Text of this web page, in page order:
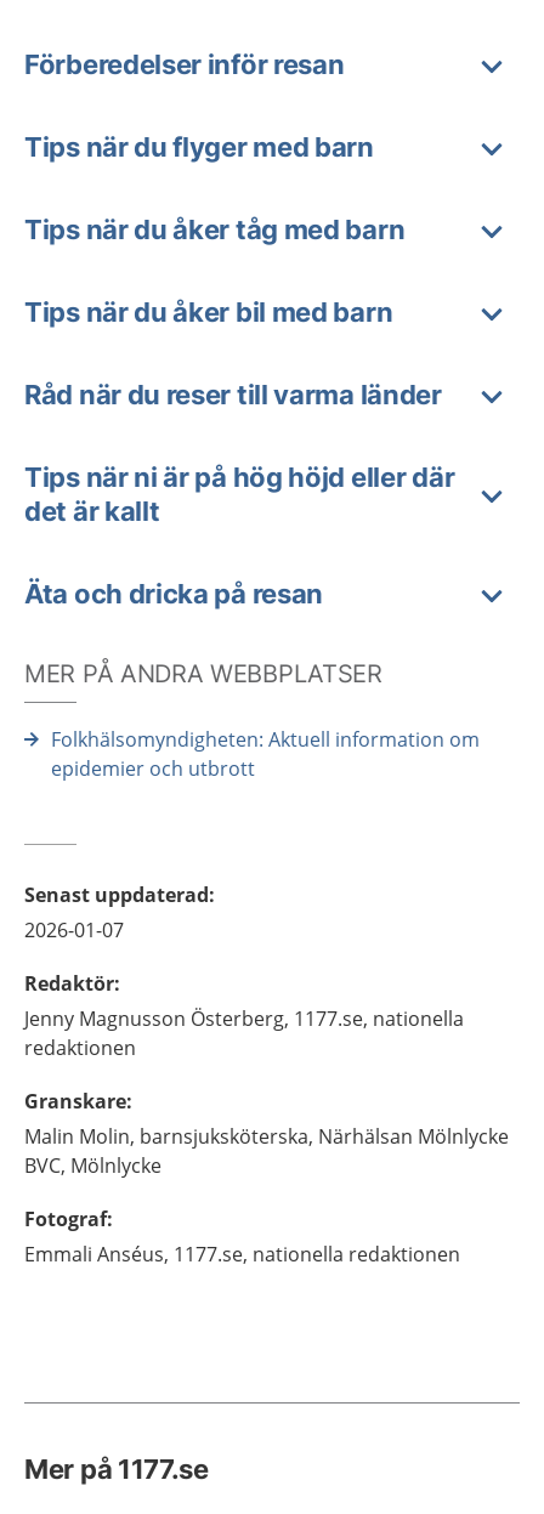
Förberedelser inför resan
Tips när du flyger med barn
Tips när du åker tåg med barn
Tips när du åker bil med barn
Råd när du reser till varma länder
Tips när ni är på hög höjd eller där
det är kallt
Äta och dricka på resan
MER PÅ ANDRA WEBBPLATSER
Folkhälsomyndigheten: Aktuell information om
epidemier och utbrott
Senast uppdaterad:
2026-01-07
Redaktör:
Jenny Magnusson Österberg, 1177.se, nationella
redaktionen
Granskare:
Malin Molin, barnsjuksköterska, Närhälsan Mölnlycke
BVC, Mölnlycke
Fotograf:
Emmali Anséus, 1177.se, nationella redaktionen
Mer på 1177.se